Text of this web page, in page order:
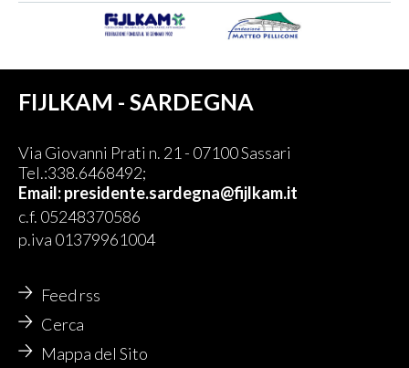
FIJLKAM - SARDEGNA
Via Giovanni Prati n. 21 - 07100 Sassari
Tel.:338.6468492;
Email:presidente.sardegna@fijlkam.it
c.f. 05248370586
p.iva 01379961004
Feed rss
Cerca
Mappa del Sito